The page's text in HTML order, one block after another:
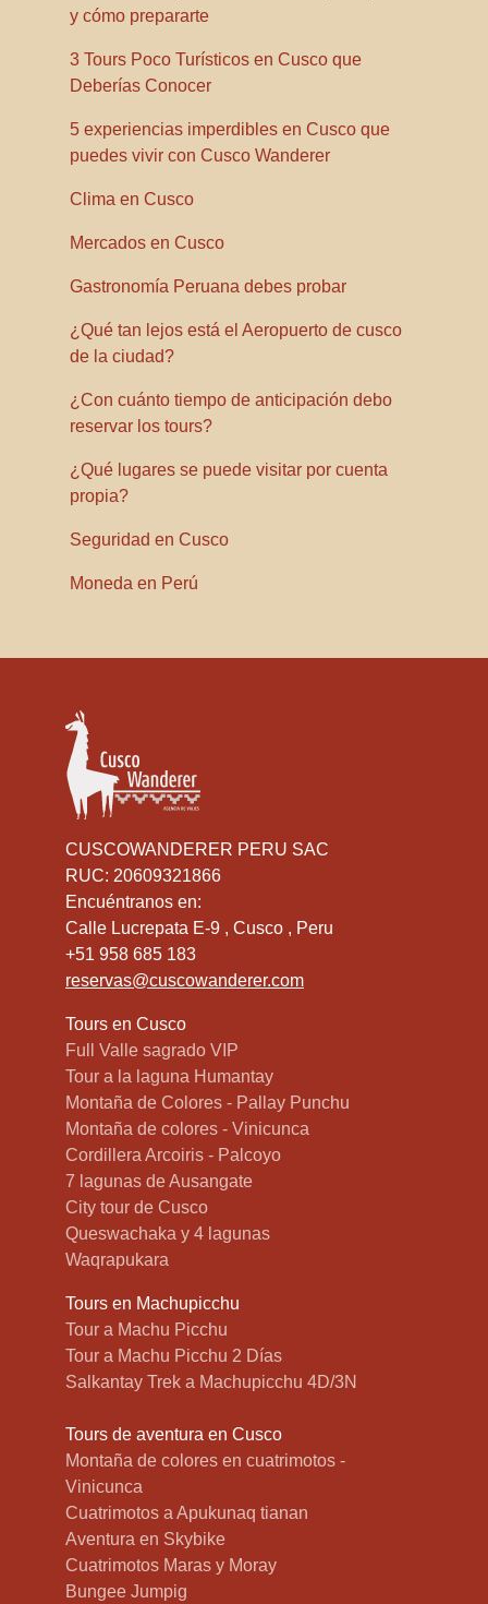
y cómo prepararte
3 Tours Poco Turísticos en Cusco que
Deberías Conocer
5 experiencias imperdibles en Cusco que
puedes vivir con Cusco Wanderer
Clima en Cusco
Mercados en Cusco
Gastronomía Peruana debes probar
¿Qué tan lejos está el Aeropuerto de cusco
de la ciudad?
¿Con cuánto tiempo de anticipación debo
reservar los tours?
¿Qué lugares se puede visitar por cuenta
propia?
Seguridad en Cusco
Moneda en Perú
CUSCOWANDERER PERU SAC
RUC: 20609321866
Encuéntranos en:
Calle Lucrepata E-9 , Cusco , Peru
+51 958 685 183
reservas@cuscowanderer.com
Tours en Cusco
Full Valle sagrado VIP
Tour a la laguna Humantay
Montaña de Colores - Pallay Punchu
Montaña de colores - Vinicunca
Cordillera Arcoiris - Palcoyo
7 lagunas de Ausangate
City tour de Cusco
Queswachaka y 4 lagunas
Waqrapukara
Tours en Machupicchu
Tour a Machu Picchu
Tour a Machu Picchu 2 Días
Salkantay Trek a Machupicchu 4D/3N
Tours de aventura en Cusco
Montaña de colores en cuatrimotos -
Vinicunca
Cuatrimotos a Apukunaq tianan
Aventura en Skybike
Cuatrimotos Maras y Moray
Bungee Jumpig